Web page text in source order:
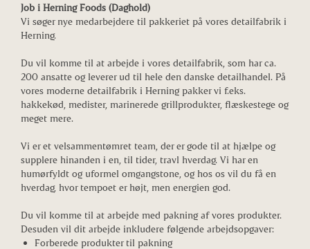
Job i Herning Foods (Daghold)
Vi søger nye medarbejdere til pakkeriet på vores detailfabrik i
Herning.
Du vil komme til at arbejde i vores detailfabrik, som har ca.
200 ansatte og leverer ud til hele den danske detailhandel. På
vores moderne detailfabrik i Herning pakker vi f.eks.
hakkekød, medister, marinerede grillprodukter, flæskestege og
meget mere.
Vi er et velsammentømret team, der er gode til at hjælpe og
supplere hinanden i en, til tider, travl hverdag. Vi har en
humørfyldt og uformel omgangstone, og hos os vil du få en
hverdag, hvor tempoet er højt, men energien god.
Du vil komme til at arbejde med pakning af vores produkter.
Desuden vil dit arbejde inkludere følgende arbejdsopgaver:
Forberede produkter til pakning